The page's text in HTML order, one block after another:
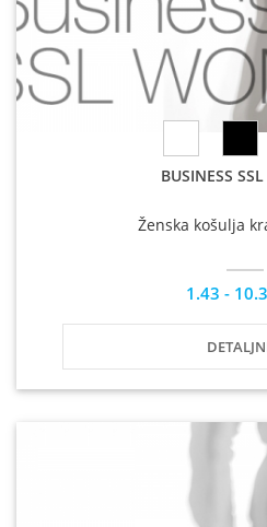
BUSINESS
Ženska košulja
1.43 -